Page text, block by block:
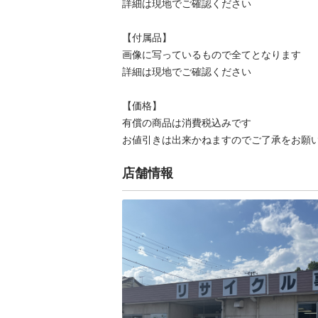
詳細は現地でご確認ください
【付属品】
画像に写っているもので全てとなります
詳細は現地でご確認ください
【価格】
有償の商品は消費税込みです
お値引きは出来かねますのでご了承をお願
店舗情報